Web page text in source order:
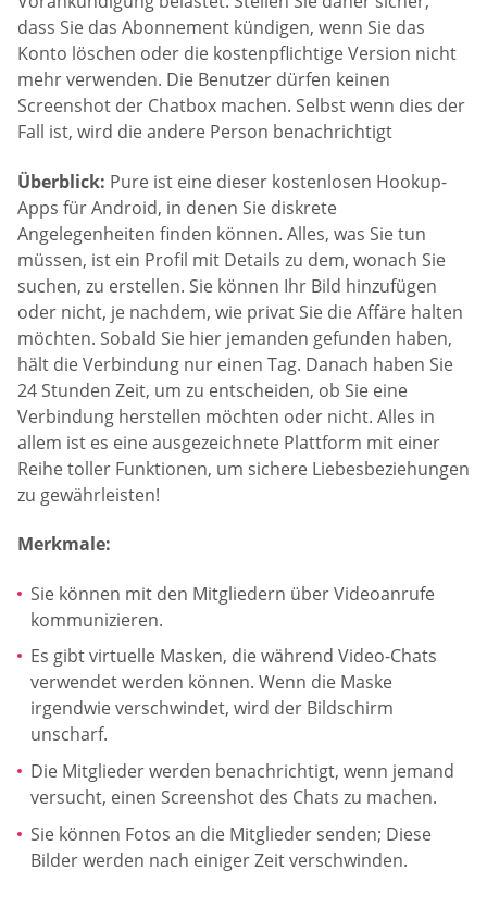
dass Sie das Abonnement kündigen, wenn Sie das
Konto löschen oder die kostenpflichtige Version nicht
mehr verwenden. Die Benutzer dürfen keinen
Screenshot der Chatbox machen. Selbst wenn dies der
Fall ist, wird die andere Person benachrichtigt
Überblick: Pure ist eine dieser kostenlosen Hookup-
Apps für Android, in denen Sie diskrete
Angelegenheiten finden können. Alles, was Sie tun
müssen, ist ein Profil mit Details zu dem, wonach Sie
suchen, zu erstellen. Sie können Ihr Bild hinzufügen
oder nicht, je nachdem, wie privat Sie die Affäre halten
möchten. Sobald Sie hier jemanden gefunden haben,
hält die Verbindung nur einen Tag. Danach haben Sie
24 Stunden Zeit, um zu entscheiden, ob Sie eine
Verbindung herstellen möchten oder nicht. Alles in
allem ist es eine ausgezeichnete Plattform mit einer
Reihe toller Funktionen, um sichere Liebesbeziehungen
zu gewährleisten!
Merkmale:
Sie können mit den Mitgliedern über Videoanrufe
kommunizieren.
Es gibt virtuelle Masken, die während Video-Chats
verwendet werden können. Wenn die Maske
irgendwie verschwindet, wird der Bildschirm
unscharf.
Die Mitglieder werden benachrichtigt, wenn jemand
versucht, einen Screenshot des Chats zu machen.
Sie können Fotos an die Mitglieder senden; Diese
Bilder werden nach einiger Zeit verschwinden.